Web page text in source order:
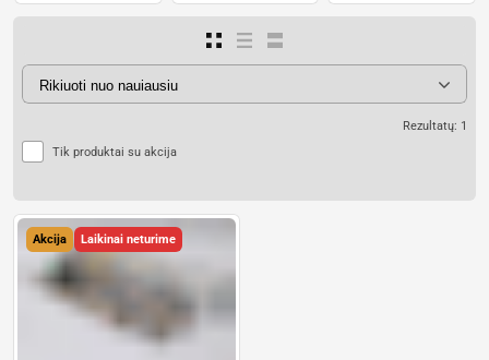
Tik produktai su akcija
Rezultatų: 1
Akcija Laikinai neturime